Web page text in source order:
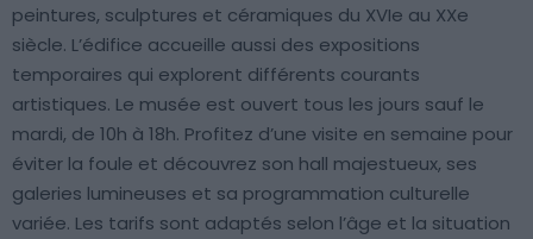
peintures, sculptures et céramiques du XVIe au XXe
siècle. L’édifice accueille aussi des expositions
temporaires qui explorent différents courants
artistiques. Le musée est ouvert tous les jours sauf le
mardi, de 10h à 18h. Profitez d’une visite en semaine pour
éviter la foule et découvrez son hall majestueux, ses
galeries lumineuses et sa programmation culturelle
variée. Les tarifs sont adaptés selon l’âge et la situation